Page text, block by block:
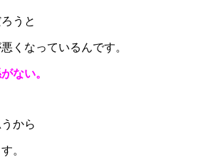
うと
くなっているんです。
ない。
から
。